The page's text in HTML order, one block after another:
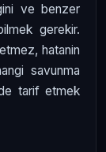
ve benzer
gerekir.
hatanin
savunma
tarif etmek